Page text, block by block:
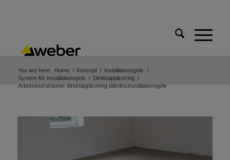
You are here: Home / Koncept / Installationsgolv /
System för installationsgolv / Direktapplicering /
Arbetsinstruktioner direktapplicering lättviktsinstallationsgolv